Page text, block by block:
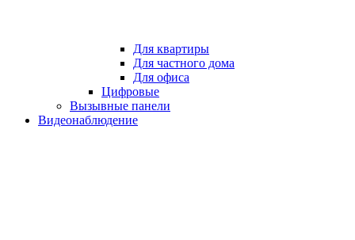
Для квартиры
Для частного дома
Для офиса
Цифровые
Вызывные панели
Видеонаблюдение